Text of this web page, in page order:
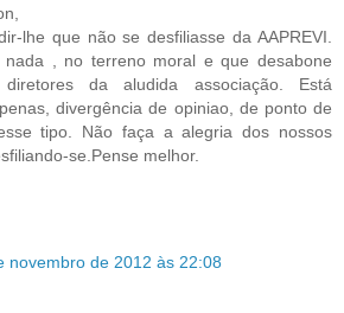
lhe que não se desfiliasse da AAPREVI.
nada , no terreno moral e que desabone
da aludida associação. Está
divergência de opiniao, de ponto de
tipo. Não faça a alegria dos nossos
se.Pense melhor.
novembro de 2012 às 22:08